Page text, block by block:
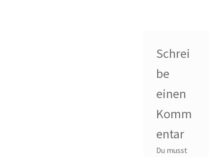
Schrei
be
einen
Komm
entar
Du musst